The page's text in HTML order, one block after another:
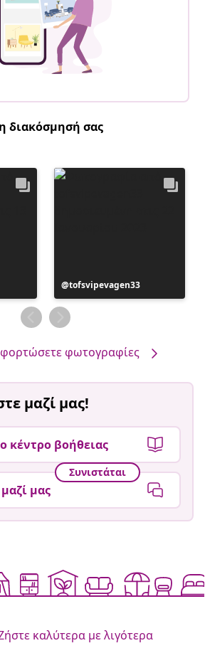
διακόσμησή σας
Η
ανάρτηση
δημοσιεύθηκε
από
tofsvipevagen33
φωτογραφίες
μαζί μας!
κέντρο βοήθειας
Συνιστάται
μας
καλύτερα με λιγότερα